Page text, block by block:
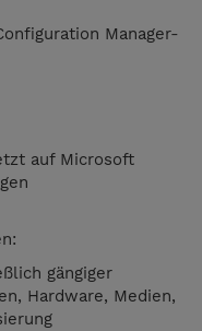
Manager-
auf Microsoft
gängiger
Hardware, Medien,